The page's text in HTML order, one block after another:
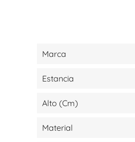
Marca
Estancia
Alto (cm)
Material